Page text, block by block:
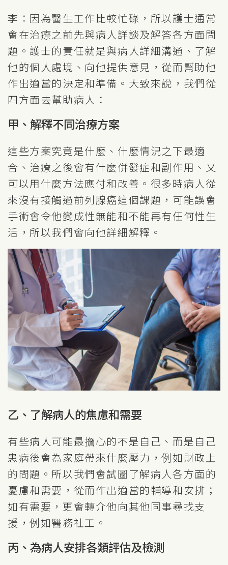
李：因為醫生工作比較忙碌，所以護士通常
會在治療之前先與病人詳談及解答各方面問
題。護士的責任就是與病人詳細溝通、了解
他的個人處境、向他提供意見，從而幫助他
作出適當的決定和準備。大致來說，我們從
四方面去幫助病人：
甲、解釋不同治療方案
這些方案究竟是什麼、什麼情況之下最適
合、治療之後會有什麼併發症和副作用、又
可以用什麼方法應付和改善。很多時病人從
來沒有接觸過前列腺癌這個課題，可能誤會
手術會令他變成性無能和不能再有任何性生
活，所以我們會向他詳細解釋。
乙、了解病人的焦慮和需要
有些病人可能最擔心的不是自己、而是自己
患病後會為家庭帶來什麼壓力，例如財政上
的問題。所以我們會試圖了解病人各方面的
憂慮和需要，從而作出適當的輔導和安排；
如有需要，更會轉介他向其他同事尋找支
援，例如醫務社工。
丙、為病人安排各類評估及檢測